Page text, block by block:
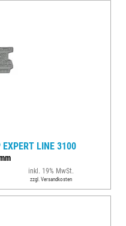
LINE 3100
inkl. 19% MwSt.
zzgl. Versandkosten